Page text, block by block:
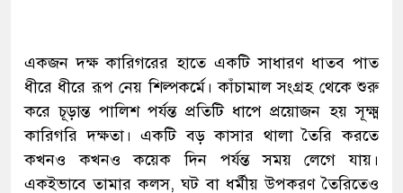
একজন দক্ষ কারিগরের হাতে একটি সাধারণ ধাতব পাত
ধীরে ধীরে রূপ নেয় শিল্পকর্মে। কাঁচামাল সংগ্রহ থেকে শুরু
করে চূড়ান্ত পালিশ পর্যন্ত প্রতিটি ধাপে প্রয়োজন হয় সূক্ষ্ম
কারিগরি দক্ষতা। একটি বড় কাসার থালা তৈরি করতে
কখনও কখনও কয়েক দিন পর্যন্ত সময় লেগে যায়।
একইভাবে তামার কলস, ঘট বা ধর্মীয় উপকরণ তৈরিতেও